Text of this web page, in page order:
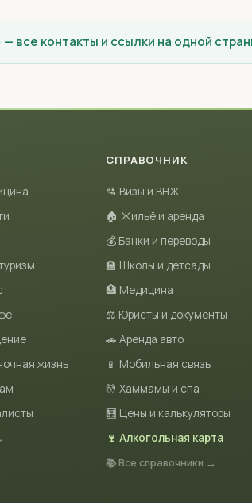
все контакты и ссылки на одной
жизнь
СПРАВОЧНИК
🛂 Визы и ВНЖ
🏠 Жильё и аренда
💰 Банки и переводы
🏫 Школы и детсады
🏥 Медицина
⚖️ Юристы и документы
🚗 Аренда авто
📱 Мобильная связь
💆 Хаммамы и спа
🧮 Цены и калькуляторы
🍷 Алкогольная карта
📚 Все справочники →